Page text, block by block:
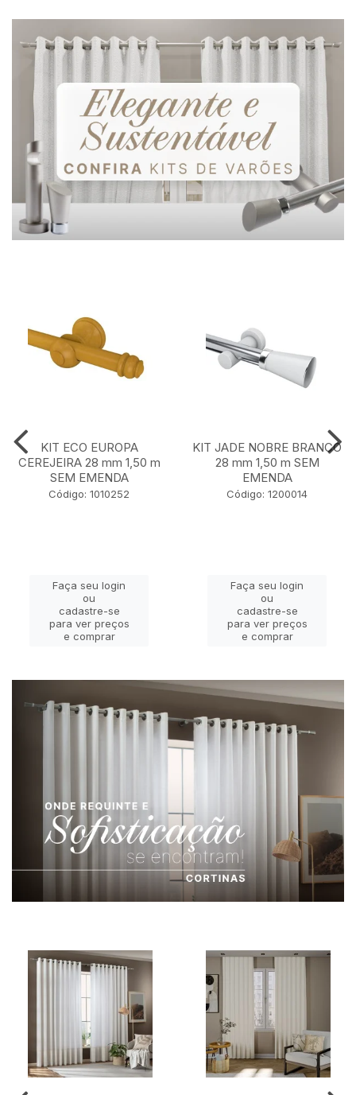
KIT ECO EUROPA
CEREJEIRA 28 mm 1,50 m
SEM EMENDA
Código: 1010252
Faça seu login
ou
cadastre-se
para ver preços
e comprar
KIT JADE NOBRE BRANCO
28 mm 1,50 m SEM
EMENDA
Código: 1200014
Faça seu login
ou
cadastre-se
para ver preços
e comprar